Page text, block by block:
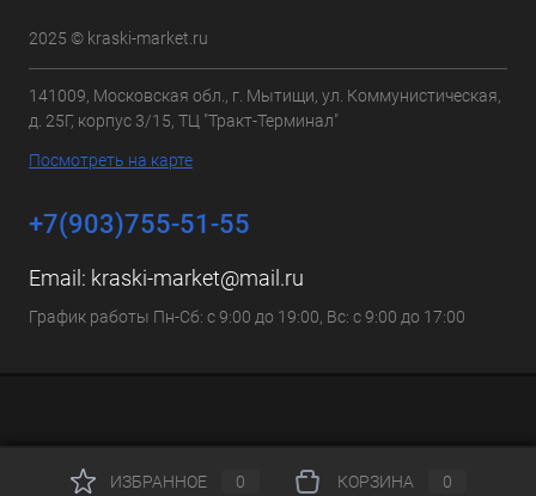
2025 © kraski-market.ru
141009, Московская обл., г. Мытищи, ул. Коммунистическая,
д. 25Г, корпус 3/15, ТЦ "Тракт-Терминал"
Посмотреть на карте
+7(903)755-51-55
Email: kraski-market@mail.ru
График работы Пн-Сб: с 9:00 до 19:00, Вс: с 9:00 до 17:00
ИЗБРАННОЕ 0 КОРЗИНА 0